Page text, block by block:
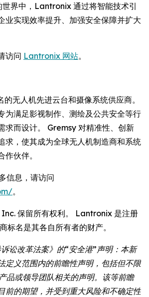
界中，Lantronix 通过将智能技术引
业实现效率提升、加强安全保障并扩大
访问 Lantronix 网站。
无人机先进云台和摄像系统供应商。
为满足影视制作、测绘及公共安全等行
求而设计。 Gremsy 对精准性、创新
求，使其成为全球无人机制造商和系统
伙伴。
信息，请访问
。
保留所有权利。 Lantronix 是注册
标名是其各自所有者的财产。
讼改革法案》的“安全港”声明：本新
定义范围内的前瞻性声明，包括但不限
品或领导团队相关的声明。该等前瞻
前的期望，并受到重大风险和不确定性